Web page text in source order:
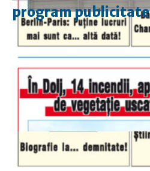
program publicitate
luni-vineri
duminică